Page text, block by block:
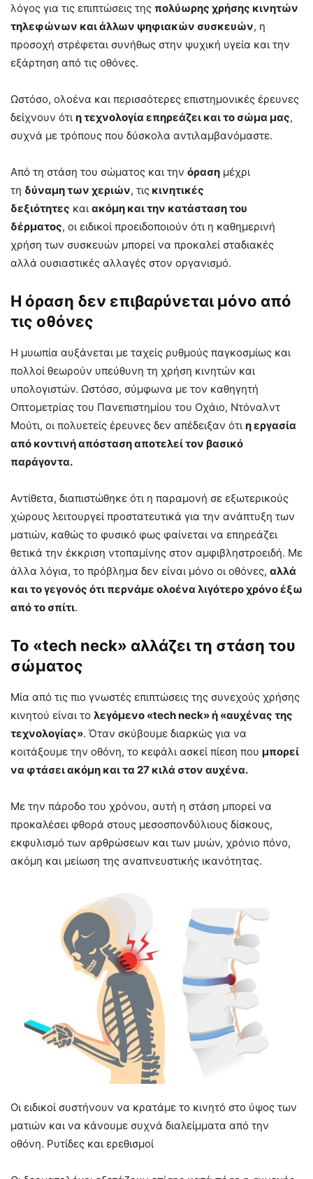
λόγος για τις επιπτώσεις της πολύωρης χρήσης κινητών
τηλεφώνων και άλλων ψηφιακών συσκευών, η
προσοχή στρέφεται συνήθως στην ψυχική υγεία και την
εξάρτηση από τις οθόνες.
Ωστόσο, ολοένα και περισσότερες επιστημονικές έρευνες
δείχνουν ότι η τεχνολογία επηρεάζει και το σώμα μας,
συχνά με τρόπους που δύσκολα αντιλαμβανόμαστε.
Από τη στάση του σώματος και την όραση μέχρι
τη δύναμη των χεριών, τις κινητικές
δεξιότητες και ακόμη και την κατάσταση του
δέρματος, οι ειδικοί προειδοποιούν ότι η καθημερινή
χρήση των συσκευών μπορεί να προκαλεί σταδιακές
αλλά ουσιαστικές αλλαγές στον οργανισμό.
Η όραση δεν επιβαρύνεται μόνο από
τις οθόνες
Η μυωπία αυξάνεται με ταχείς ρυθμούς παγκοσμίως και
πολλοί θεωρούν υπεύθυνη τη χρήση κινητών και
υπολογιστών. Ωστόσο, σύμφωνα με τον καθηγητή
Οπτομετρίας του Πανεπιστημίου του Οχάιο, Ντόναλντ
Μούτι, οι πολυετείς έρευνες δεν απέδειξαν ότι η εργασία
από κοντινή απόσταση αποτελεί τον βασικό
παράγοντα.
Αντίθετα, διαπιστώθηκε ότι η παραμονή σε εξωτερικούς
χώρους λειτουργεί προστατευτικά για την ανάπτυξη των
ματιών, καθώς το φυσικό φως φαίνεται να επηρεάζει
θετικά την έκκριση ντοπαμίνης στον αμφιβληστροειδή. Με
άλλα λόγια, το πρόβλημα δεν είναι μόνο οι οθόνες, αλλά
και το γεγονός ότι περνάμε ολοένα λιγότερο χρόνο έξω
από το σπίτι.
Το «tech neck» αλλάζει τη στάση του
σώματος
Μία από τις πιο γνωστές επιπτώσεις της συνεχούς χρήσης
κινητού είναι το λεγόμενο «tech neck» ή «αυχένας της
τεχνολογίας». Όταν σκύβουμε διαρκώς για να
κοιτάξουμε την οθόνη, το κεφάλι ασκεί πίεση που μπορεί
να φτάσει ακόμη και τα 27 κιλά στον αυχένα.
Με την πάροδο του χρόνου, αυτή η στάση μπορεί να
προκαλέσει φθορά στους μεσοσπονδύλιους δίσκους,
εκφυλισμό των αρθρώσεων και των μυών, χρόνιο πόνο,
ακόμη και μείωση της αναπνευστικής ικανότητας.
Οι ειδικοί συστήνουν να κρατάμε το κινητό στο ύψος των
ματιών και να κάνουμε συχνά διαλείμματα από την
οθόνη. Ρυτίδες και ερεθισμοί